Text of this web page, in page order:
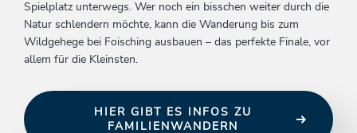
Spielplatz unterwegs. Wer noch ein bisschen weiter durch die
Natur schlendern möchte, kann die Wanderung bis zum
Wildgehege bei Foisching ausbauen – das perfekte Finale, vor
allem für die Kleinsten.
HIER GIBT ES INFOS ZU
FAMILIENWANDERN